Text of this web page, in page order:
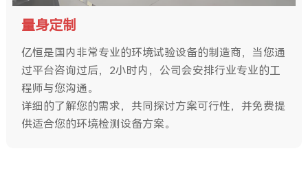
量身定制
亿恒是国内非常专业的环境试验设备的制造商，当您通
过平台咨询过后，2小时内，公司会安排行业专业的工
程师与您沟通。
详细的了解您的需求，共同探讨方案可行性，并免费提
供适合您的环境检测设备方案。